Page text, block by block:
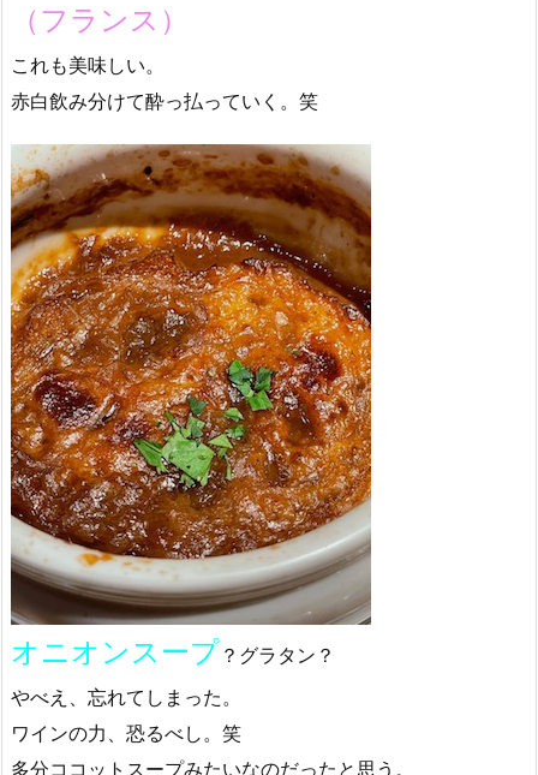
（フランス）
これも美味しい。
赤白飲み分けて酔っ払っていく。笑
オニオンスープ ？グラタン？
やべえ、忘れてしまった。
ワインの力、恐るべし。笑
多分ココットスープみたいなのだったと思う。